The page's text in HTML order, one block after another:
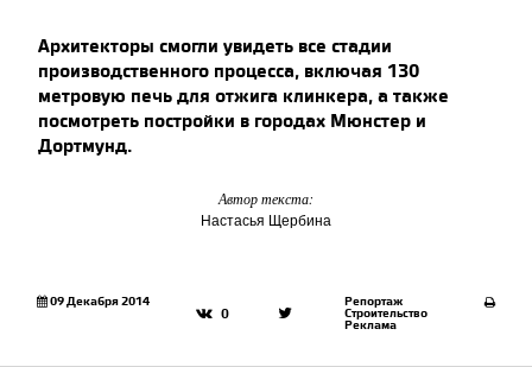
Книги
Наследие Образование
Урбанистика
Эко
Архитекторы смогли увидеть все стадии
производственного процесса, включая 130
метровую печь для отжига клинкера, а также
посмотреть постройки в городах Мюнстер и
Дортмунд.
Автор текста:
Настасья Щербина
09 Декабря 2014
0
Репортаж
Строительство
Реклама